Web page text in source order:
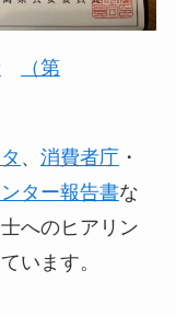
（第
、 消費者庁・
ター報告書な
へのヒアリン
います。